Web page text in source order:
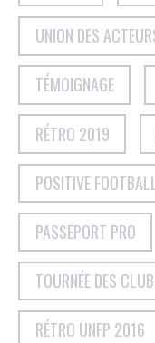
UNION DES
TÉMOIGNAGE
RÉTRO 2019
POSITIVE
PASSEPORT PRO
TOURNÉE DES
RÉTRO UNFP 2016